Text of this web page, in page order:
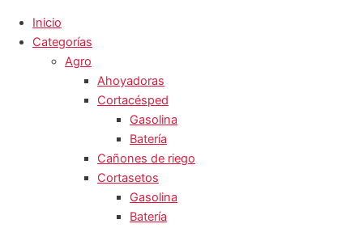
Inicio
Categorías
Agro
Ahoyadoras
Cortacésped
Gasolina
Batería
Cañones de riego
Cortasetos
Gasolina
Batería